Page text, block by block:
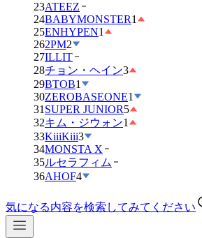
23ATEEZ
24BABYMONSTER1
25ENHYPEN1
262PM2
27ILLIT
28チョン・ヘイン3
29BTOB1
30ZEROBASEONE1
31 SUPER JUNIOR5
32キム・ジウォン1
33KiiiKiii3
34MONSTA X
35ルセラフィム
36AHOF4
気になる内容を検索してみてください